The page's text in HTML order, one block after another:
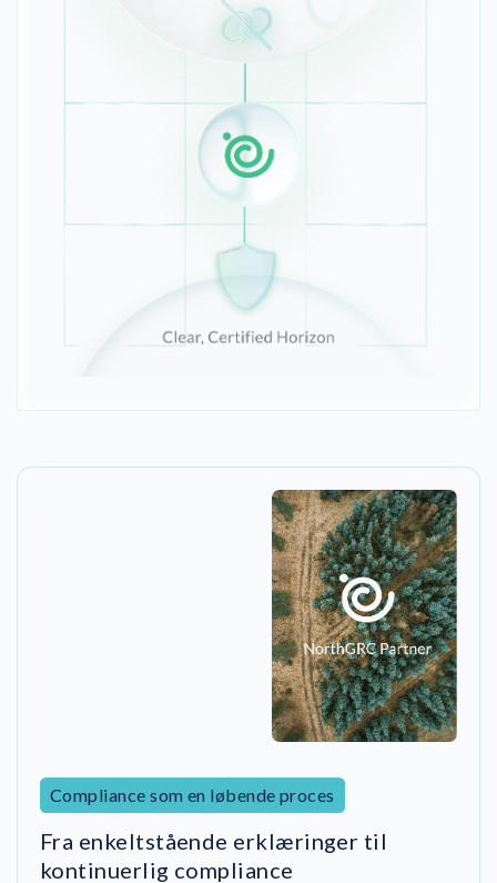
Compliance som en løbende proces
Fra enkeltstående erklæringer til
kontinuerlig compliance
“NorthGRC støttede os gennem hele